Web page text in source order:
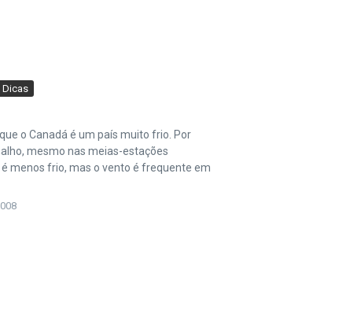
Dicas
o Canadá é um país muito frio. Por
mesmo nas meias-estações
menos frio, mas o vento é frequente em